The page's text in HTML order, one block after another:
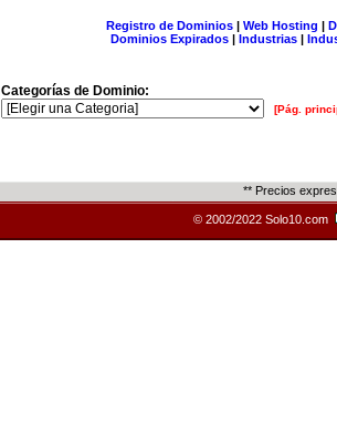
Registro de Dominios| Web Hosting |
Dominios Expirados | Industrias |
Categorías de Dominio:
[Pág.
** Precios
© 2002/2022 Solo10.com